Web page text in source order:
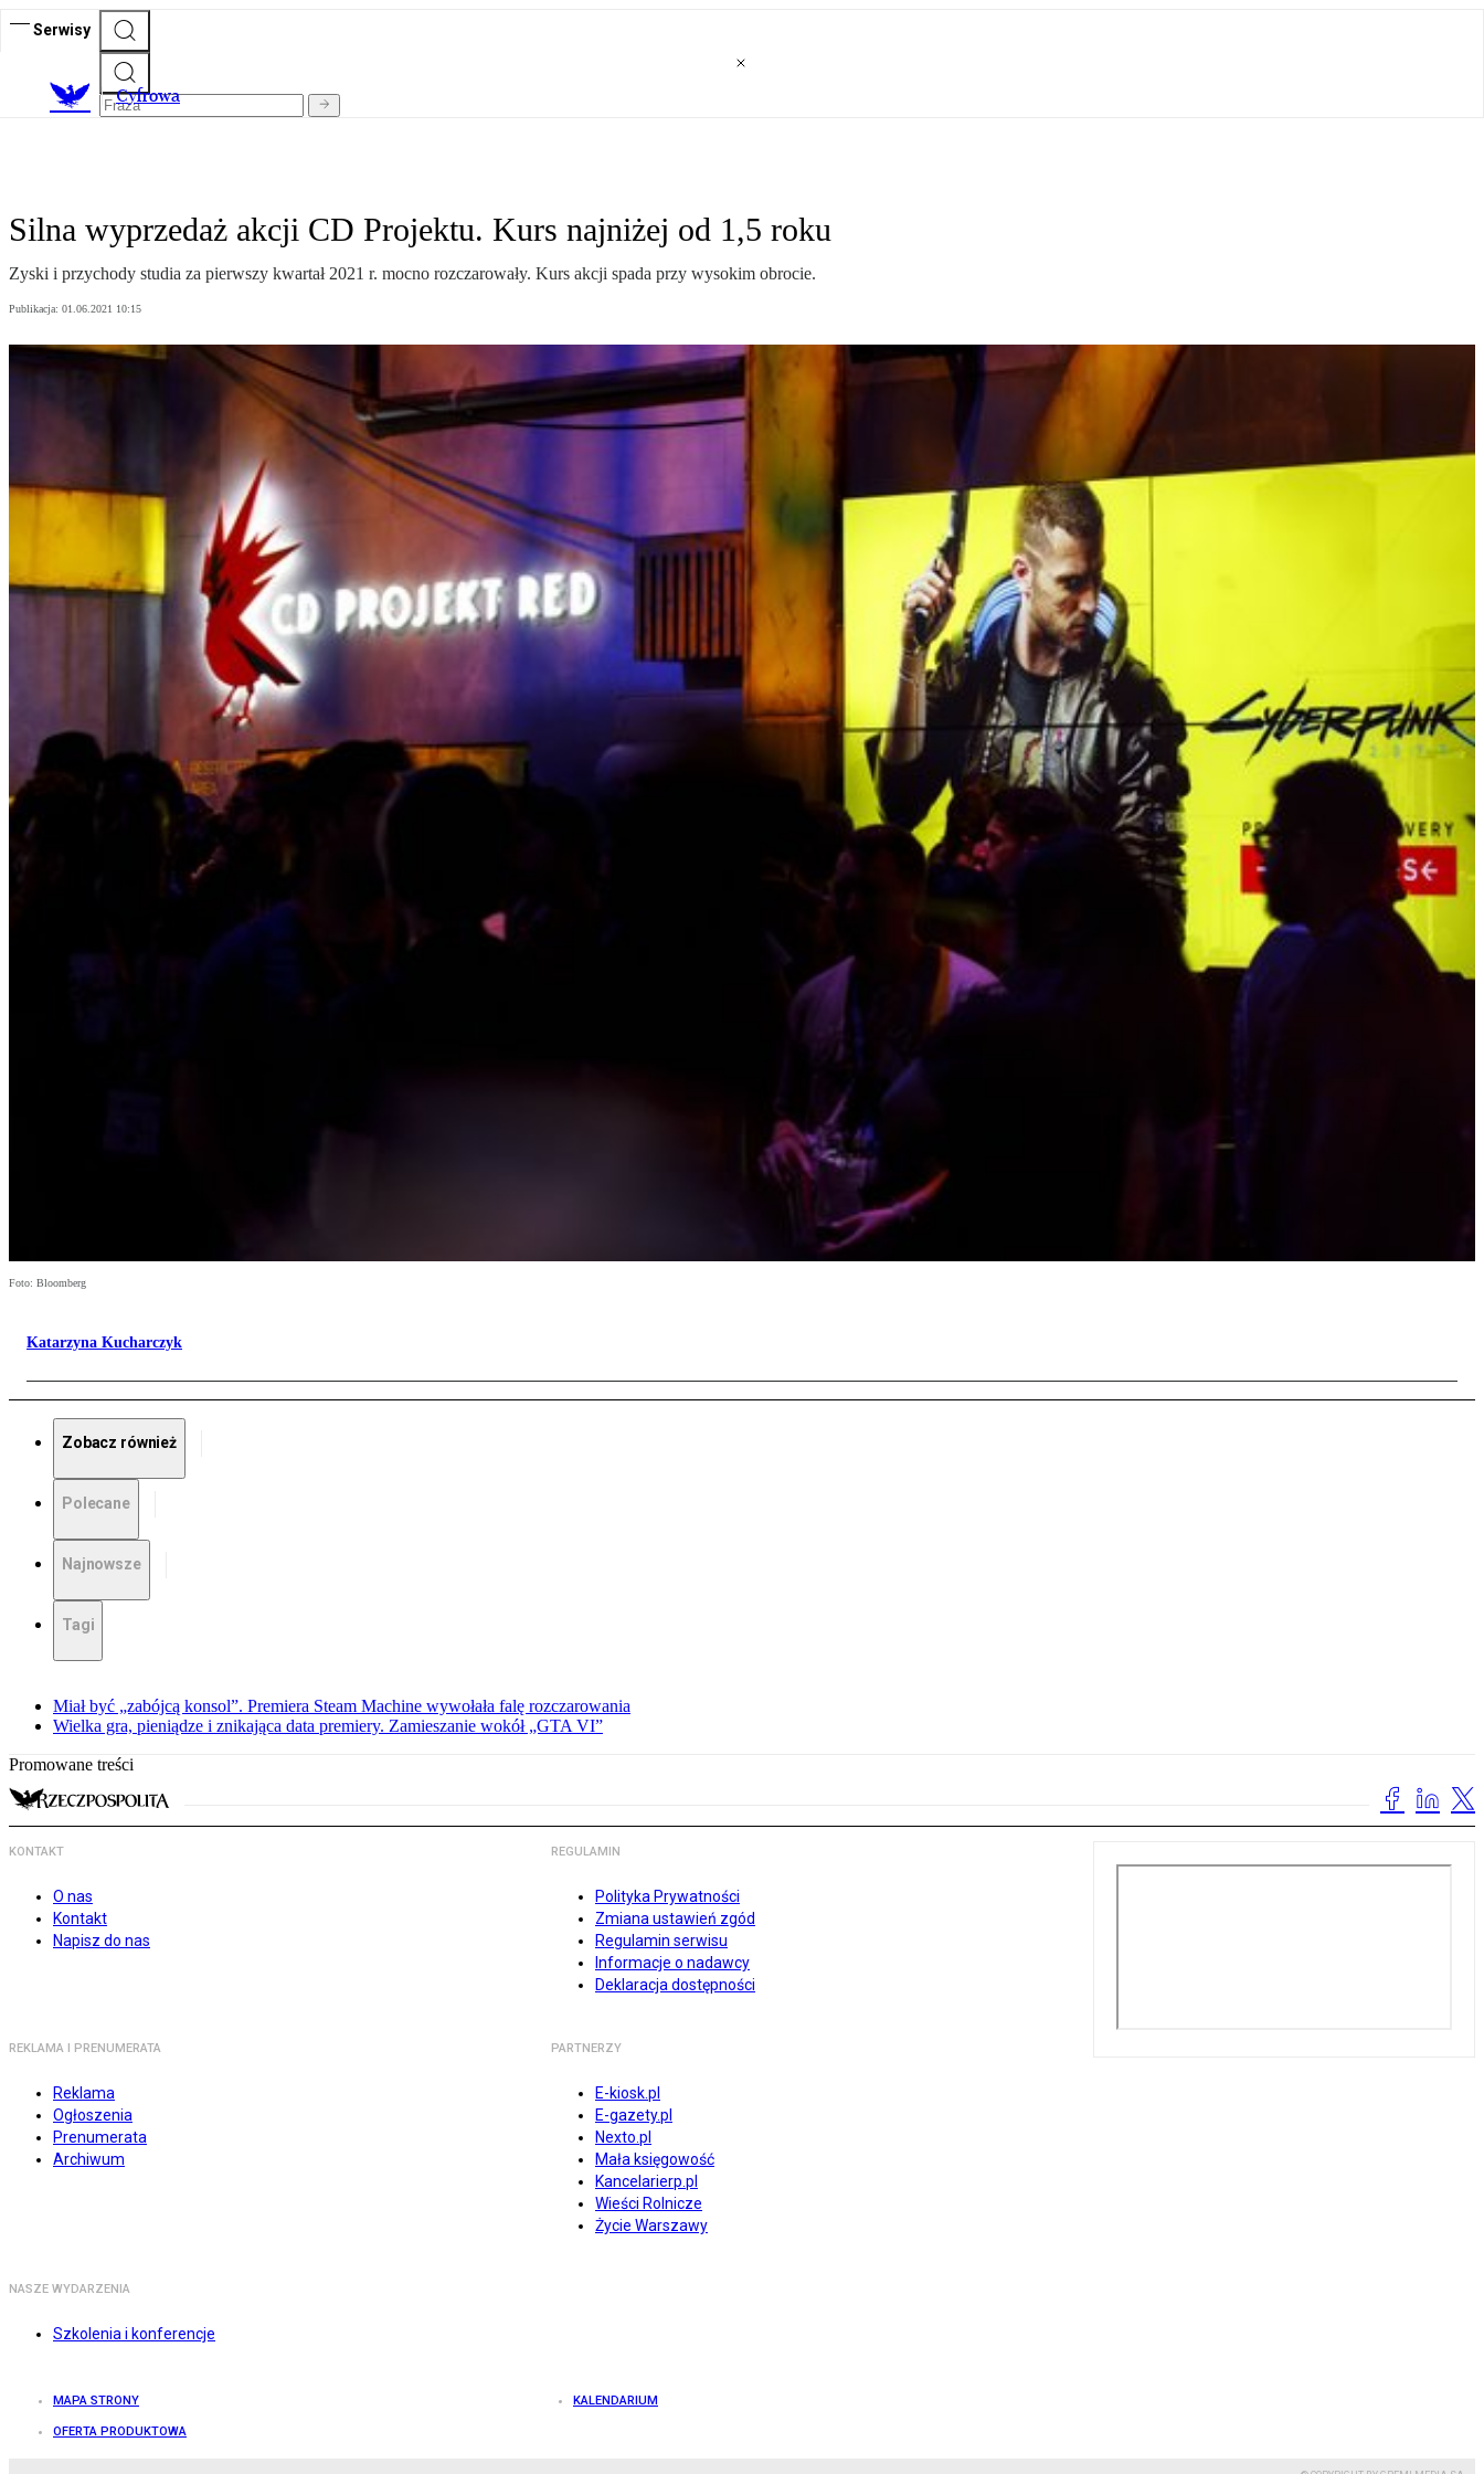
Serwisy
Cyfrowa
Silna wyprzedaż akcji CD Projektu. Kurs najniżej od 1,5 roku
Zyski i przychody studia za pierwszy kwartał 2021 r. mocno rozczarowały. Kurs akcji spada przy wysokim obrocie.
Publikacja: 01.06.2021 10:15
Foto: Bloomberg
Katarzyna Kucharczyk
Zobacz również
Polecane
Najnowsze
Tagi
Miał być „zabójcą konsol”. Premiera Steam Machine wywołała falę rozczarowania
Wielka gra, pieniądze i znikająca data premiery. Zamieszanie wokół „GTA VI”
Promowane treści
KONTAKT
O nas
Kontakt
Napisz do nas
REGULAMIN
Polityka Prywatności
Zmiana ustawień zgód
Regulamin serwisu
Informacje o nadawcy
Deklaracja dostępności
REKLAMA I PRENUMERATA
Reklama
Ogłoszenia
Prenumerata
Archiwum
PARTNERZY
E-kiosk.pl
E-gazety.pl
Nexto.pl
Mała księgowość
Kancelarierp.pl
Wieści Rolnicze
Życie Warszawy
NASZE WYDARZENIA
Szkolenia i konferencje
MAPA STRONY KALENDARIUM
OFERTA PRODUKTOWA